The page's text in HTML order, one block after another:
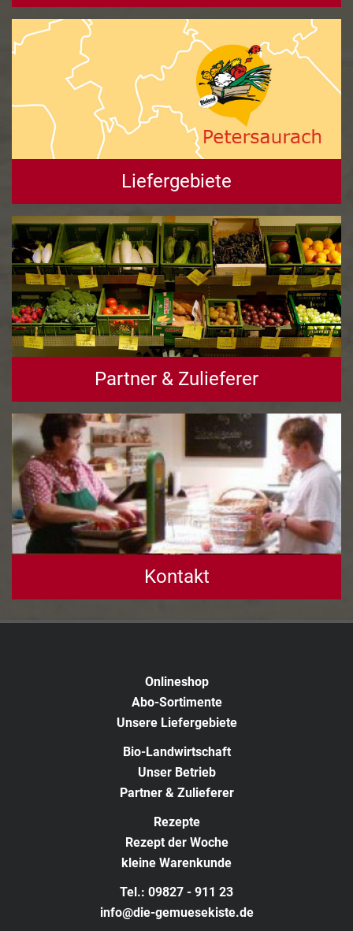
Liefergebiete
Partner & Zulieferer
Kontakt
Onlineshop
Abo-Sortimente
Unsere Liefergebiete
Bio-Landwirtschaft
Unser Betrieb
Partner & Zulieferer
Rezepte
Rezept der Woche
kleine Warenkunde
Tel.: 09827 - 911 23
info@die-gemuesekiste.de